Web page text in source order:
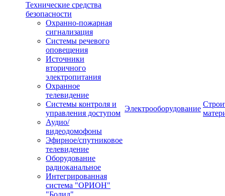
Технические средства
безопасности
Охранно-пожарная
сигнализация
Системы речевого
оповещения
Источники
вторичного
электропитания
Охранное
телевидение
Системы контроля и
управления доступом
Аудио/
видеодомофоны
Эфирное/спутниковое
телевидение
Оборудование
радиоканальное
Интегрированная
система "ОРИОН"
"Болид"
Электрооборудование